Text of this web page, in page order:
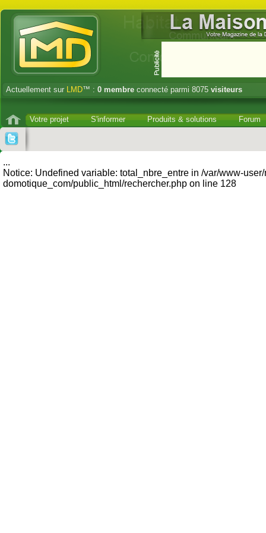
Actuellement sur LMD™ : 0 membre connecté parmi 8075 visiteurs
Votre projet S'informer Produits & solutions Forum
...
Notice: Undefined variable: total_nbre_entre in /var/www-
domotique_com/public_html/rechercher.php on line 128